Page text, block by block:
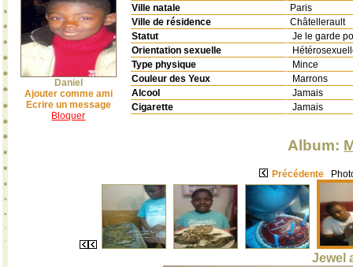
Daniel
Ajouter comme ami
Ecrire un message
Bloquer
Ville natale
Paris
Ville de résidence
Châtellerault
Statut
Je le garde
Orientation sexuelle
Type physique
Mince
Couleur des Yeux
Marrons
Alcool
Jamais
Cigarette
Jamais
Album:
Précédente
Jewel